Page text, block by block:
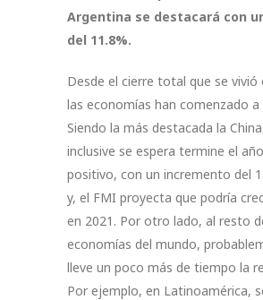
Argentina se destacará con
del 11.8%.
Desde el cierre total que se vivió
las economías han comenzado a
Siendo la más destacada la
inclusive se espera termine el
positivo, con un incremento del
y, el FMI proyecta que podría
en 2021. Por otro lado, al resto
economías del mundo,
lleve un poco más de tiempo la
Por ejemplo, en Latinoamérica,